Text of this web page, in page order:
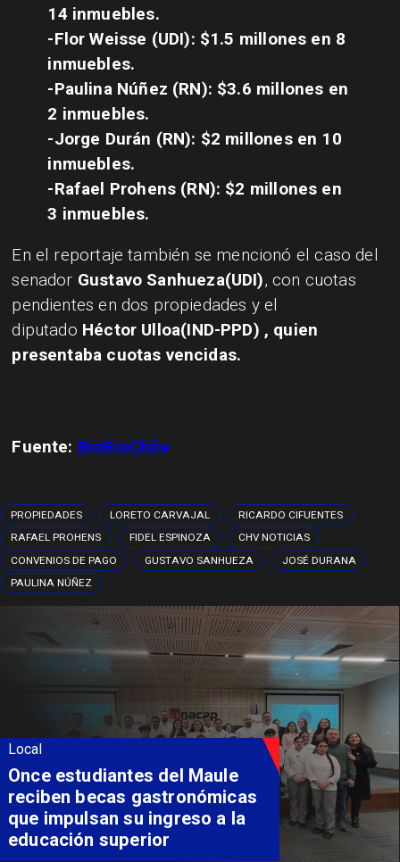
14 inmuebles.
-Flor Weisse (UDI): $1.5 millones en 8
inmuebles.
-Paulina Núñez (RN): $3.6 millones en
2 inmuebles.
-Jorge Durán (RN): $2 millones en 10
inmuebles.
-Rafael Prohens (RN): $2 millones en
3 inmuebles.
En el reportaje también se mencionó el caso del
senador Gustavo Sanhueza(UDI), con cuotas
pendientes en dos propiedades y el
diputado Héctor Ulloa(IND-PPD) , quien
presentaba cuotas vencidas.
Fuente: BioBioChile
PROPIEDADES LORETO CARVAJAL
RICARDO CIFUENTES
RAFAEL PROHENS
FIDEL ESPINOZA
CHV NOTICIAS
CONVENIOS DE PAGO
GUSTAVO SANHUEZA
JOSÉ DURANA
PAULINA NÚÑEZ
Local
Álvarez-Salamanca lidera la
apuesta regional para
consolidar el Paso Pehuenche
como alternativa a Los
Libertadores